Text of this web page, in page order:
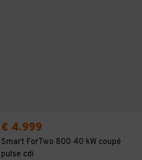
€ 4.999
Smart ForTwo 800 40 kW coupé
pulse cdi